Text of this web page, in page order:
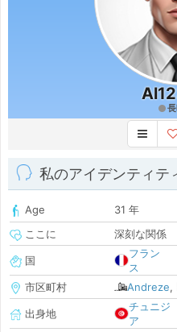
長
私のアイデンティテ
Age
31 年
ここに
深刻な関係
国
フラン
ス
市区町村
Andreze,
出身地
チュニジ
ア